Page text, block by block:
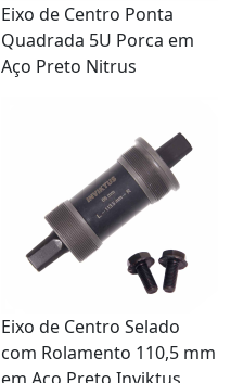
Eixo de Centro Ponta
Quadrada 5U Porca em
Aço Preto Nitrus
Eixo de Centro Selado
com Rolamento 110,5 mm